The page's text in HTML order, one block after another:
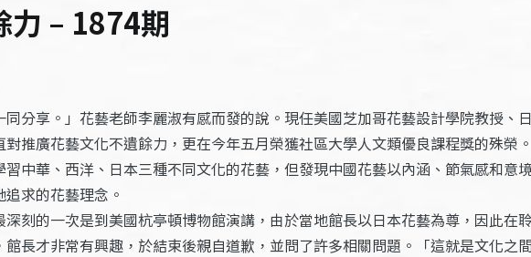
力 – 1874期
分享。」花藝老師李麗淑有感而發的說。現任美國芝加哥花藝設計學院教授、
推廣花藝文化不遺餘力，更在今年五月榮獲社區大學人文類優良課程獎的殊榮。
中華、西洋、日本三種不同文化的花藝，但發現中國花藝以內涵、節氣感和意
求的花藝理念。
刻的一次是到美國杭亭頓博物館演講，由於當地館長以日本花藝為尊，因此在
長才非常有興趣，於結束後親自道歉，並問了許多相關問題。「這就是文化之